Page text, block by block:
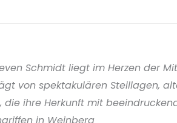
Schmidt liegt im Herzen der
von spektakulären Steillagen,
ihre Herkunft mit